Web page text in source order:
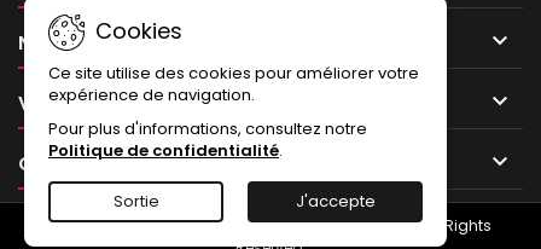
NOTRE SOCIÉTÉ 
VOTRE COMPTE 
CONTACT 
Cookies
Ce site utilise des cookies pour améliorer votre
expérience de navigation.
Pour plus d'informations, consultez notre
Politique de confidentialité.
Sortie J'accepte
© Copyright 2026 NUMERO UNO - Termignoni.store. All Rights